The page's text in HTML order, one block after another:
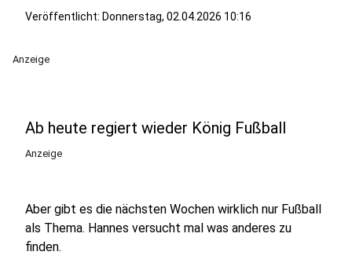
Veröffentlicht: Donnerstag, 02.04.2026 10:16
Anzeige
Ab heute regiert wieder König Fußball
Anzeige
Aber gibt es die nächsten Wochen wirklich nur Fußball
als Thema. Hannes versucht mal was anderes zu
finden.